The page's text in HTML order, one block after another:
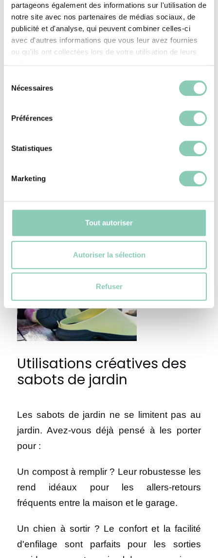
partageons également des informations sur l'utilisation de
notre site avec nos partenaires de médias sociaux, de
publicité et d'analyse, qui peuvent combiner celles-ci
avec d'autres informations que vous leur avez fournies
ou qu'ils ont collectées lors de votre utilisation de leurs
Nécessaires
Préférences
Statistiques
Marketing
Tout autoriser
Autoriser la sélection
Refuser
confortables mais aussi proposés dans une
variété de couleurs diverses.
Sabots Evasion: Parfaits pour les jours de
respirantes qui aident à garder les pieds au
Sabots Lily
: Ces sabots se distinguent par
leurs motifs floraux, parfaits pour ceux qui
souhaitent ajouter une touche de gaieté à
ces sabots sont réalisés avec 10% de
matière première recyclée, alliant style et
responsabilité environnementale.
Utilisations créatives des
sabots de jardin
Les sabots de jardin ne se limitent pas au
jardin. Avez-vous déjà pensé à les porter
pour :
Un compost à remplir ? Leur robustesse les
rend idéaux pour les allers-retours
fréquents entre la maison et le garage.
Un chien à sortir ? Le confort et la facilité
d'enfilage sont parfaits pour les sorties